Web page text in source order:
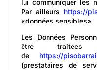
lui communiquer les
Par ailleurs https://
«données sensibles».
Les Données
être
de
https://
(prestataires de